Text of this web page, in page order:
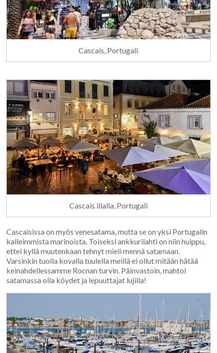
Cascais, Portugali
Cascais illalla, Portugali
Cascaisissa on myös venesatama, mutta se on yksi Portugalin
kalleimmista marinoista. Toiseksi ankkurilahti on niin huippu,
ettei kyllä muutenkaan tehnyt mieli mennä satamaan.
Varsinkin tuolla kovalla tuulella meillä ei ollut mitään hätää
keinahdellessamme Rocnan turvin. Päinvastoin, mahtoi
satamassa olla köydet ja lepuuttajat lujilla!